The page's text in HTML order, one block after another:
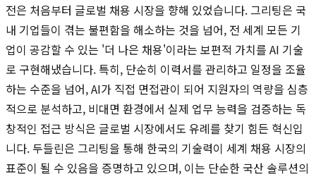
전은 처음부터 글로벌 채용 시장을 향해 있었습니다. 그리팅은 국
내 기업들이 겪는 불편함을 해소하는 것을 넘어, 전 세계 모든 기
업이 공감할 수 있는 '더 나은 채용'이라는 보편적 가치를 AI 기술
로 구현해냈습니다. 특히, 단순히 이력서를 관리하고 일정을 조율
하는 수준을 넘어, AI가 직접 면접관이 되어 지원자의 역량을 심층
적으로 분석하고, 비대면 환경에서 실제 업무 능력을 검증하는 독
창적인 접근 방식은 글로벌 시장에서도 유례를 찾기 힘든 혁신입
니다. 두들린은 그리팅을 통해 한국의 기술력이 세계 채용 시장의
표준이 될 수 있음을 증명하고 있으며, 이는 단순한 국산 솔루션의